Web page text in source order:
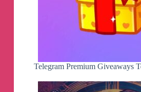
Telegram Premium Giveaways